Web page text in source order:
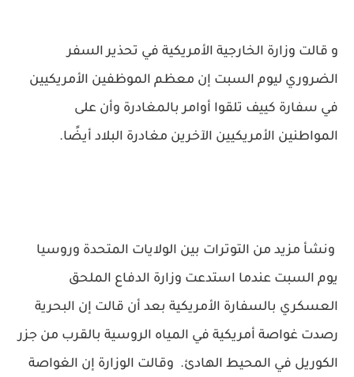
و قالت وزارة الخارجية الأمريكية في تحذير السفر
الضروري ليوم السبت إن معظم الموظفين الأمريكيين
في سفارة كييف تلقوا أوامر بالمغادرة وأن على
المواطنين الأمريكيين الآخرين مغادرة البلاد أيضًا.
ونشأ مزيد من التوترات بين الولايات المتحدة وروسيا
يوم السبت عندما استدعت وزارة الدفاع الملحق
العسكري بالسفارة الأمريكية بعد أن قالت إن البحرية
رصدت غواصة أمريكية في المياه الروسية بالقرب من جزر
الكوريل في المحيط الهادئ. وقالت الوزارة إن الغواصة